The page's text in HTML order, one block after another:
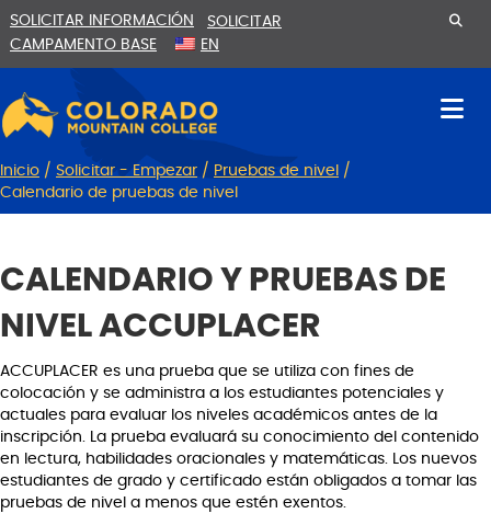
al
contenido
la
navegación
SOLICITAR INFORMACIÓN
SOLICITAR
CAMPAMENTO BASE
EN
Inicio / Solicitar - Empezar / Pruebas de nivel
/
Calendario de pruebas de nivel
CALENDARIO Y PRUEBAS DE
NIVEL ACCUPLACER
ACCUPLACER es una prueba que se utiliza con fines de
colocación y se administra a los estudiantes potenciales y
actuales para evaluar los niveles académicos antes de la
inscripción. La prueba evaluará su conocimiento del contenido
en lectura, habilidades oracionales y matemáticas. Los nuevos
estudiantes de grado y certificado están obligados a tomar las
pruebas de nivel a menos que estén exentos.